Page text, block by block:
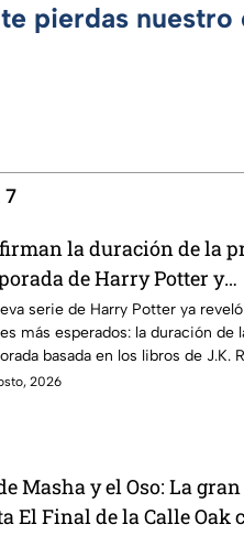
te pierdas
7
la duración de la
de Harry Potter y
a los fans de los
serie de Harry Potter ya
más esperados: la duración de
basada en los libros de J.K.
2026
Masha y el Oso: La
El Final de la Calle Oak